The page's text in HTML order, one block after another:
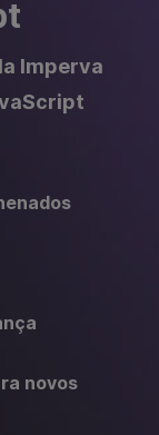
Imperva
novos